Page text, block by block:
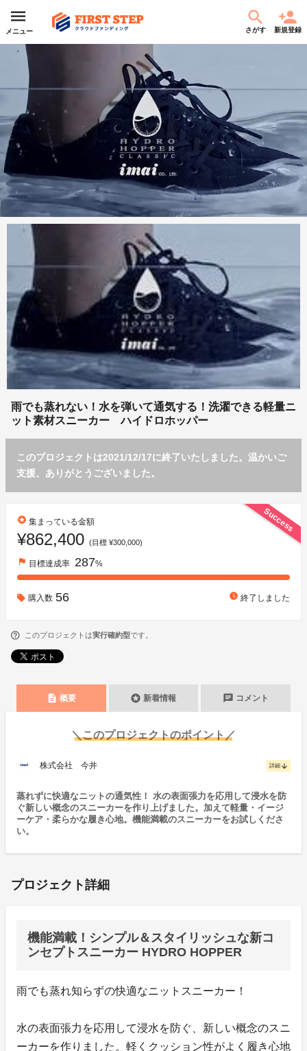
メニュー さがす 新規登録
雨でも蒸れない！水を弾いて通気する！洗濯できる軽量ニ
ット素材スニーカー ハイドロホッパー
このプロジェクトは2021/12/17に終了いたしました。温かいご
支援、ありがとうございました。
Success
stars 集まっている金額
¥862,400 (目標 ¥300,000)
flag 目標達成率 287%
購入数 56 watch_later 終了しました
このプロジェクトは実行確約型です。
description 概要 stars 新着情報 chat コメント
＼このプロジェクトのポイント／
株式会社 今井 詳細 arrow_downward
蒸れずに快適なニットの通気性！ 水の表面張力を応用して浸水を防
ぐ新しい概念のスニーカーを作り上げました。加えて軽量・イージ
ーケア・柔らかな履き心地。機能満載のスニーカーをお試しくださ
い。
プロジェクト詳細
機能満載！シンプル＆スタイリッシュな新コ
ンセプトスニーカー HYDRO HOPPER
雨でも蒸れ知らずの快適なニットスニーカー！
水の表面張力を応用して浸水を防ぐ、新しい概念のスニ
ーカーを作りました。軽くクッション性がよく履き心地